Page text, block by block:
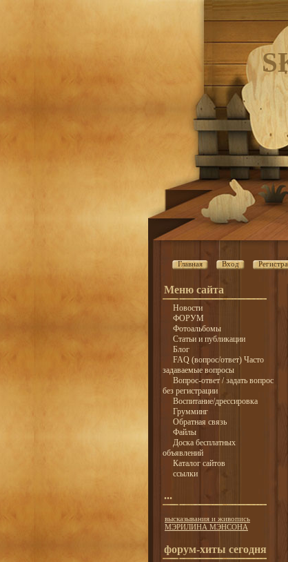
Главная Вход
Меню сайта
Новости
ФОРУМ
Фотоальбомы
Статьи и публикации
Блог
FAQ (вопрос/ответ) Часто
задаваемые вопросы
Вопрос-ответ / задать вопрос
без регистрации
Воспитание/дрессировка
Грумминг
Обратная связь
Файлы
Доска бесплатных
объявлений
Каталог сайтов
ссылки
...
высказывания и живопись
МЭРИЛИНА МЭНСОНА
форум-хиты сегодня